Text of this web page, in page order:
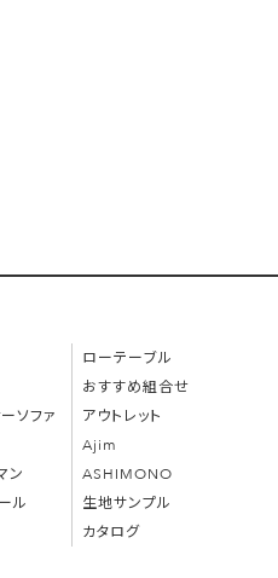
方）
ソファ
ン
ル
ローテーブル
おすすめ組合せ
アウトレット
Ajim
ASHIMONO
生地サンプル
カタログ